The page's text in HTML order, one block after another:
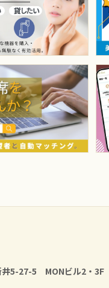
井5-27-5 MONビル2・3F